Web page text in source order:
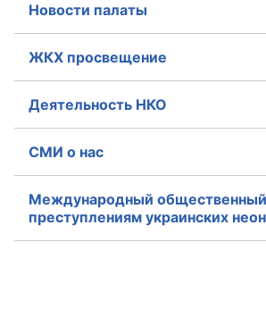
Новости палаты
ЖКХ просвещение
Деятельность НКО
СМИ о нас
Международный общественный
преступлениям украинских